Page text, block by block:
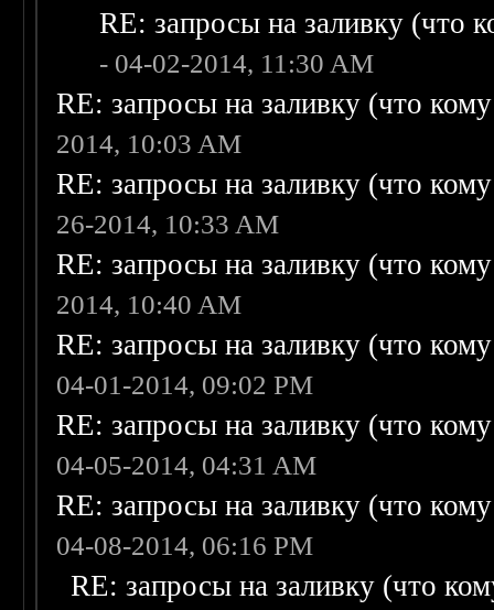
RE: запросы на заливку (что
- 04-02-2014, 11:30 AM
RE: запросы на заливку (что
2014, 10:03 AM
RE: запросы на заливку (что
26-2014, 10:33 AM
RE: запросы на заливку (что
2014, 10:40 AM
RE: запросы на заливку (что
04-01-2014, 09:02 PM
RE: запросы на заливку (что
04-05-2014, 04:31 AM
RE: запросы на заливку (что
04-08-2014, 06:16 PM
RE: запросы на заливку (что